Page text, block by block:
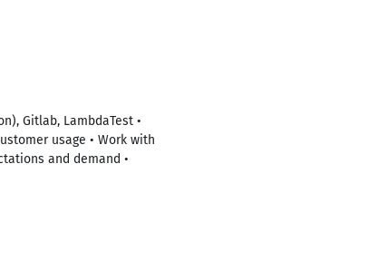
Gitlab, LambdaTest •
usage • Work with
and demand •